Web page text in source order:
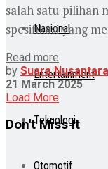
Nasional
Entertainment
Teknologi
Otomotif
salah satu pilihan
spesifikasi yang
Read more
by Suara Nusantara
21 March 2025
Load More
Don't Miss It